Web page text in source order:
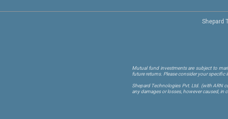
Shepard
Mutual fund investments are subject to
future returns. Please consider your
Shepard Technologies Pvt. Ltd. (with ARN
any damages or losses, however caused, in